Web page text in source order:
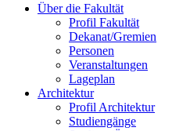
Über die Fakultät
Profil Fakultät
Dekanat/Gremien
Personen
Veranstaltungen
Lageplan
Architektur
Profil Architektur
Studiengänge